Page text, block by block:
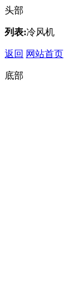
头部
列表:冷风机
返回 网站首页
底部